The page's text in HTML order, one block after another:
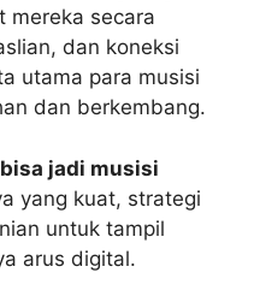
mereka secara
dan koneksi
utama para musisi
dan berkembang.
jadi musisi
yang kuat, strategi
untuk tampil
arus digital.